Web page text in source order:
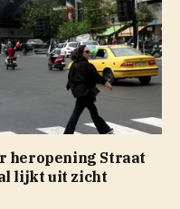
heropening Straat
lijkt uit zicht